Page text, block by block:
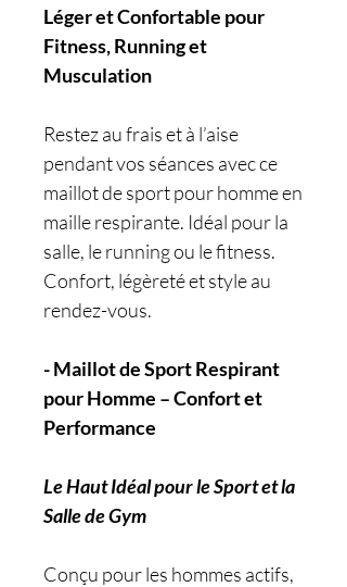
Léger et Confortable pour
Fitness, Running et
Musculation
Restez au frais et à l’aise
pendant vos séances avec ce
maillot de sport pour homme en
maille respirante. Idéal pour la
salle, le running ou le fitness.
Confort, légèreté et style au
rendez-vous.
- Maillot de Sport Respirant
pour Homme – Confort et
Performance
Le Haut Idéal pour le Sport et la
Salle de Gym
Conçu pour les hommes actifs,